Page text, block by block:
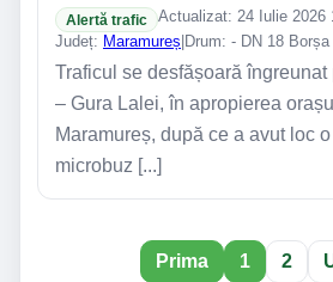
Alertă trafic Actualizat: 24 Iulie 2026
Județ: Maramureș Drum: - DN 18
Traficul se desfășoară
– Gura Lalei, în apropierea
Maramureș, după ce a avut loc
microbuz [...]
Prima 1 2